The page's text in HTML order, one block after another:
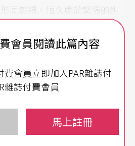
同怨耦，恒久處於緊張的糾
安定，但卻失去了全部的文
的體制下，儘管仍然會出現
蹈等，但總體文化藝術的內
聯、納粹德國都是例証。
會員閱讀此篇內容
費會員立即加入PAR雜誌付
雜誌付費會員
馬上註冊